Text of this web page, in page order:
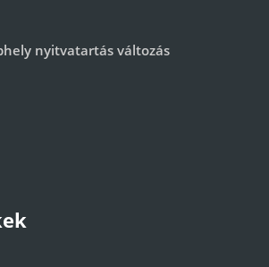
nyitvatartás változás